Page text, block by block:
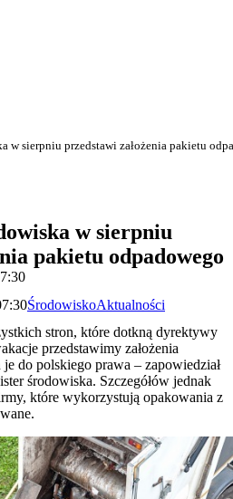
w sierpniu przedstawi założenia pakietu
w sierpniu
pakietu odpadowego
ŚrodowiskoAktualności
stron, które dotkną dyrektywy
przedstawimy założenia
do polskiego prawa – zapowiedział
środowiska. Szczegółów jednak
które wykorzystują opakowania z